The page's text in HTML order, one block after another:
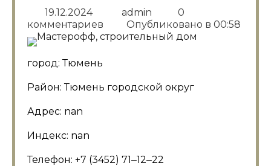
19.12.2024 admin
0
комментариев
Опубликовано в 00:58
город: Тюмень
Район: Тюмень городской округ
Адрес: nan
Индекс: nan
Телефон: +7 (3452) 71‒12‒22